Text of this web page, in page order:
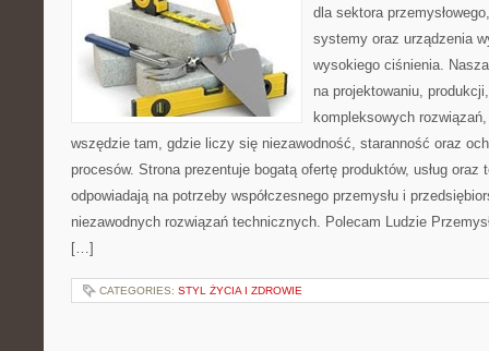
dla sektora
systemy oraz urządzenia
wysokiego ciśnienia.
na projektowaniu,
kompleksowych
wszędzie tam, gdzie liczy się niezawodność, staranność oraz
procesów. Strona prezentuje bogatą ofertę produktów, usług oraz
odpowiadają na potrzeby współczesnego przemysłu i
niezawodnych rozwiązań technicznych. Polecam Ludzie
[…]
CATEGORIES: STYL ŻYCIA I ZDROWIE